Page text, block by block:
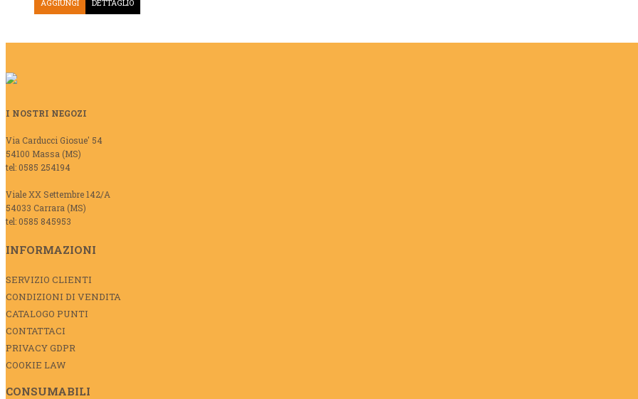
AGGIUNGI DETTAGLIO
I NOSTRI NEGOZI
Via Carducci Giosue' 54
54100 Massa (MS)
tel: 0585 254194
Viale XX Settembre 142/A
54033 Carrara (MS)
tel: 0585 845953
INFORMAZIONI
SERVIZIO CLIENTI
CONDIZIONI DI VENDITA
CATALOGO PUNTI
CONTATTACI
PRIVACY GDPR
COOKIE LAW
CONSUMABILI